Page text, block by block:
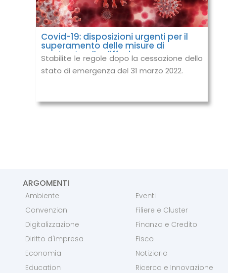
Covid-19: disposizioni urgenti per il
superamento delle misure di
contrasto alla diffusione
dell’epidemia
Stabilite le regole dopo la cessazione dello
stato di emergenza del 31 marzo 2022.
ARGOMENTI
Ambiente
Convenzioni
Digitalizzazione
Diritto d'impresa
Economia
Education
Eventi
Filiere e Cluster
Finanza e Credito
Fisco
Notiziario
Ricerca e Innovazione